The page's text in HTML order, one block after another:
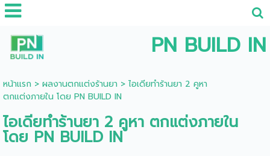
PN BUILD IN
หน้าแรก > ผลงานตกแต่งร้านยา> ไอเดียทำร้านยา 2 คูหา
ตกแต่งภายใน โดย PN BUILD IN
ไอเดียทำร้านยา 2 คูหา ตกแต่งภายใน
โดย PN BUILD IN